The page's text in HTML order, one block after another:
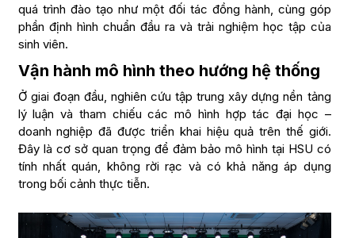
quá trình đào tạo như một đối tác đồng hành, cùng góp
phần định hình chuẩn đầu ra và trải nghiệm học tập của
sinh viên.
Vận hành mô hình theo hướng hệ thống
Ở giai đoạn đầu, nghiên cứu tập trung xây dựng nền tảng
lý luận và tham chiếu các mô hình hợp tác đại học –
doanh nghiệp đã được triển khai hiệu quả trên thế giới.
Đây là cơ sở quan trọng để đảm bảo mô hình tại HSU có
tính nhất quán, không rời rạc và có khả năng áp dụng
trong bối cảnh thực tiễn.